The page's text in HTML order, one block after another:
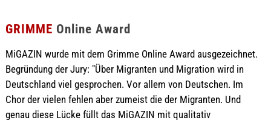
GRIMME Online Award
MiGAZIN wurde mit dem Grimme Online Award ausgezeichnet.
Begründung der Jury: "Über Migranten und Migration wird in
Deutschland viel gesprochen. Vor allem von Deutschen. Im
Chor der vielen fehlen aber zumeist die der Migranten. Und
genau diese Lücke füllt das MiGAZIN mit qualitativ